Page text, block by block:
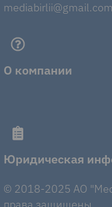
mediabirlii@gmail.com
О компании
Юридическая
© 2018-2025 AO